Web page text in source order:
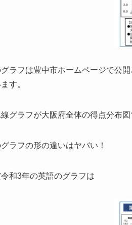
グラフは豊中市ホームページで公
す。
グラフが大阪府全体の得点分布
ラフの形の違いはヤバい！
和3年の英語のグラフは